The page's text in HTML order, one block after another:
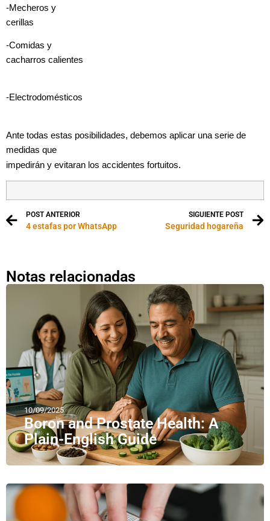
-Mecheros y
cerillas
-Comidas y
cacharros calientes
-Electrodomésticos
Ante todas estas posibilidades, debemos aplicar una serie de
medidas que
impedirán y evitaran los accidentes fortuitos.
POST ANTERIOR
4 estafas por WhatsApp
SIGUIENTE POST
Seguridad hogareña
Notas relacionadas
10/09/2025
Boron and Prostate Health: A
Plain-English Guide